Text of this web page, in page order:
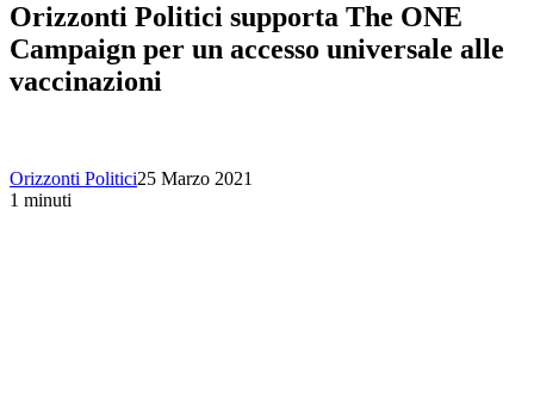
Orizzonti Politici supporta The ONE
Campaign per un accesso universale alle
vaccinazioni
Orizzonti Politici25 Marzo 2021
1 minuti